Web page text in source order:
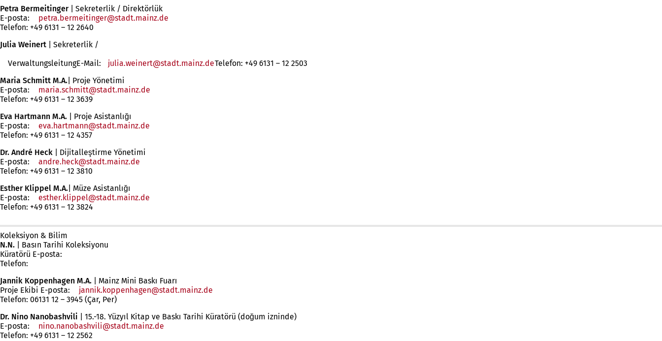
Petra Bermeitinger| Sekreterlik / Direktörlük
E-posta:
petra.bermeitinger stadt.mainz de
Telefon: +49 6131 – 12 2640
Julia Weinert
| Sekreterlik /
VerwaltungsleitungE-Mail:
julia.weinert stadt.mainz deTelefon: +49 6131 – 12 2503
Maria Schmitt M.A. | Proje Yönetimi
E-posta:
maria.schmitt stadt.mainz de
Telefon: +49 6131 – 12 3639
Eva Hartmann M.A.
Proje Asistanlığı
E-posta:
eva.hartmann stadt.mainz de
Telefon: +49 6131 – 12 4357
Dr. André Heck
| Dijitalleştirme Yönetimi
E-posta:
andre.heck stadt.mainz de
Telefon: +49 6131 – 12 3810
Esther Klippel M.A. | Müze Asistanlığı
E-posta:
esther.klippel stadt.mainz de
Telefon: +49 6131 – 12 3824
Koleksiyon & Bilim
N.N. | Basın Tarihi Koleksiyonu
Küratörü E-posta:
Telefon:
Jannik Koppenhagen M.A. | Mainz Mini Baskı Fuarı
Proje Ekibi E-posta:
jannik.koppenhagen stadt.mainz de
Telefon: 06131 12 – 3945 (Çar, Per)
Dr. Nino Nanobashvili
| 15.-18. Yüzyıl Kitap ve Baskı Tarihi Küratörü (doğum izninde)
E-posta:
nino.nanobashvili stadt.mainz de
Telefon: +49 6131 – 12 2562